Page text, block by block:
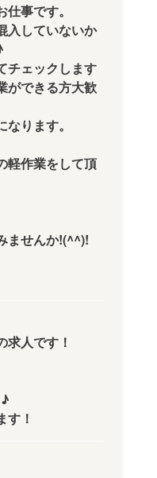
事です。
入していないか
チェックします
ができる方大歓
ります。
軽作業をして頂
ませんか!(^^)!
求人です！
す！